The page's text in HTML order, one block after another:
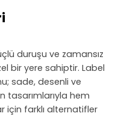
duruşu ve zamansız
bir yere sahiptir. Label
sade, desenli ve
tasarımlarıyla hem
için farklı alternatifler